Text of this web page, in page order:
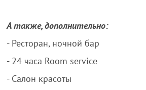
А также, дополнительно:
- Ресторан, ночной бар
- 24 часа Room service
- Салон красоты